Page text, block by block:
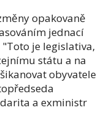
opakovaně
jednací
je legislativa,
státu a na
obyvatele
a exministr